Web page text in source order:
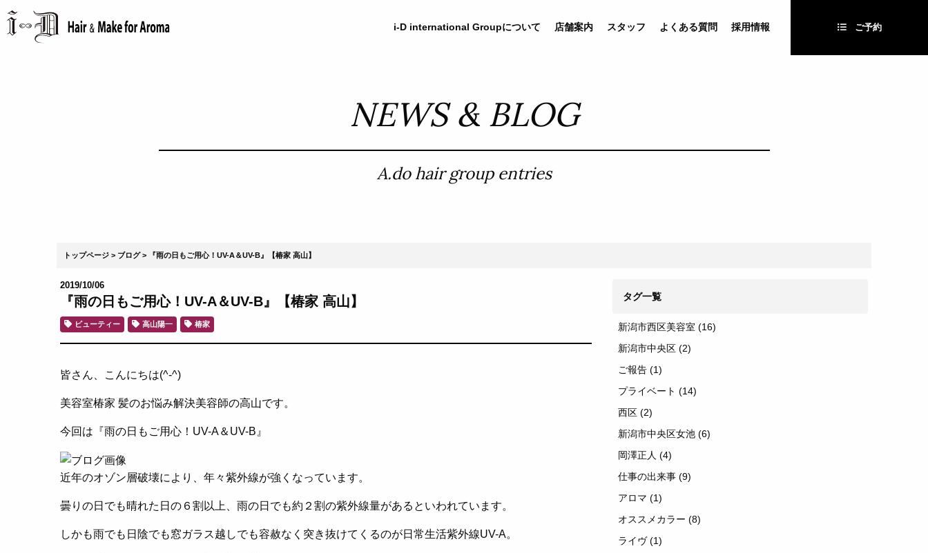
i-D international Groupについて 店舗案内 スタッフ よくある質問 採用情報 ご予約
NEWS & BLOG
A.do hair group entries
トップページ ブログ 『雨の日もご用心！UV-A＆UV-B』【椿家 高山】
2019/10/06
『雨の日もご用心！UV-A＆UV-B』【椿家 高山】
ビューティー 高山陽一 椿家
皆さん、こんにちは(^-^)
美容室椿家 髪のお悩み解決美容師の高山です。
今回は『雨の日もご用心！UV-A＆UV-B』
近年のオゾン層破壊により、年々紫外線が強くなっています。
曇りの日でも晴れた日の６割以上、雨の日でも約２割の紫外線量があるといわれています。
しかも雨でも日陰でも窓ガラス越しでも容赦なく突き抜けてくるのが日常生活紫外線UV-A。
タグ一覧
新潟市西区美容室 (16)
新潟市中央区 (2)
ご報告 (1)
プライベート (14)
西区 (2)
新潟市中央区女池 (6)
岡澤正人 (4)
仕事の出来事 (9)
アロマ (1)
オススメカラー (8)
ライヴ(1)